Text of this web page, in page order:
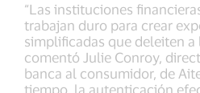
“Las instituciones
trabajan duro para crear
simplificadas que deleiten a
comentó Julie Conroy,
banca al consumidor, de
tiempo, la autenticación